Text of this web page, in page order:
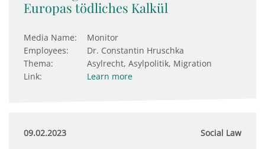
Europas tödliches Kalkül
Media Name:
Monitor
Employees:
Dr. Constantin Hruschka
Thema:
Asylrecht, Asylpolitik, Migration
Link:
Learn more
09.02.2023 Social Law